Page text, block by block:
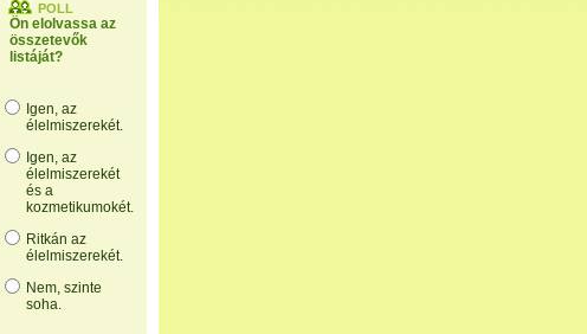
POLL
Ön elolvassa az
összetevők
listáját?
Igen, az
élelmiszerekét.
Igen, az
élelmiszerekét
és a
kozmetikumokét.
Ritkán az
élelmiszerekét.
Nem, szinte
soha.